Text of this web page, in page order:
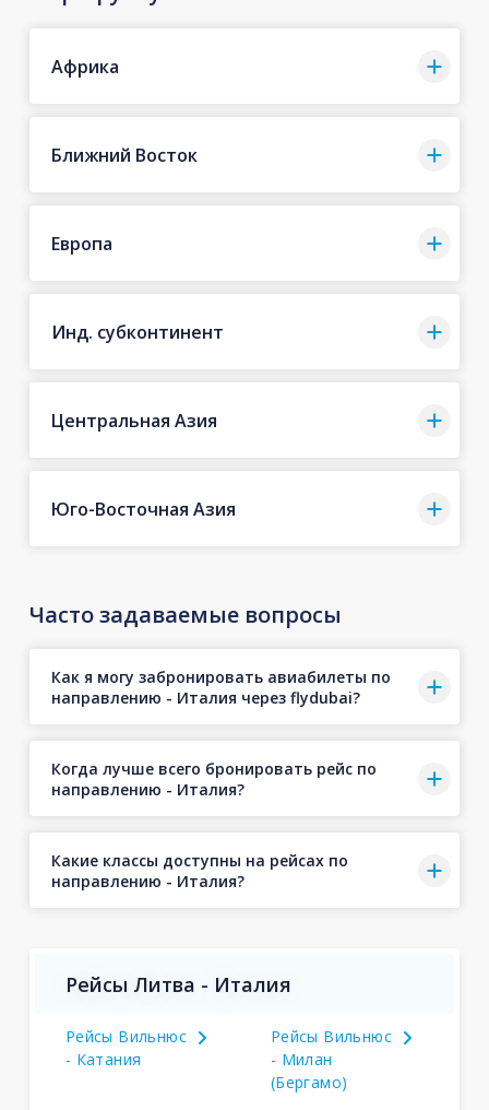
Африка
Ближний Восток
Европа
Инд. субконтинент
Центральная Азия
Юго-Восточная Азия
Часто задаваемые вопросы
Как я могу забронировать авиабилеты по
направлению - Италия через flydubai?
Когда лучше всего бронировать рейс по
направлению - Италия?
Какие классы доступны на рейсах по
направлению - Италия?
Рейсы Литва - Италия
Рейсы Вильнюс
- Катания
Рейсы Вильнюс
- Милан
(Бергамо)